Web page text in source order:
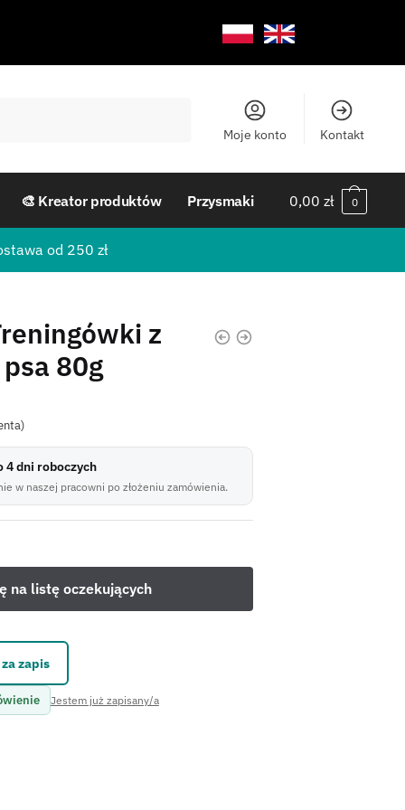
Moje konto Kontakt
🎨 Kreator produktów Przysmaki 0,00zł 0
od 250 zł
z
80g
4 dni roboczych
w naszej pracowni po złożeniu zamówienia.
zapis
Jestem już zapisany/a